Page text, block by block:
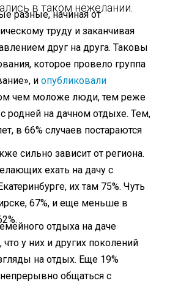
в таком нежелании.
разные, начиная от
труду и заканчивая
друг на друга. Таковы
которое провело группа
иопубликовали
чем моложе люди, тем реже
родней на дачном отдыхе. Тем,
в 66% случаев постараются
сильно зависит от региона.
ехать на дачу с
их там 75%. Чуть
67%, и еще меньше в
отдыха на даче
что у них и других поколений
на отдых. Еще 19%
общаться с